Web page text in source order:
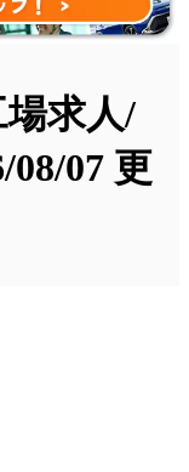
求人/
08/07 更